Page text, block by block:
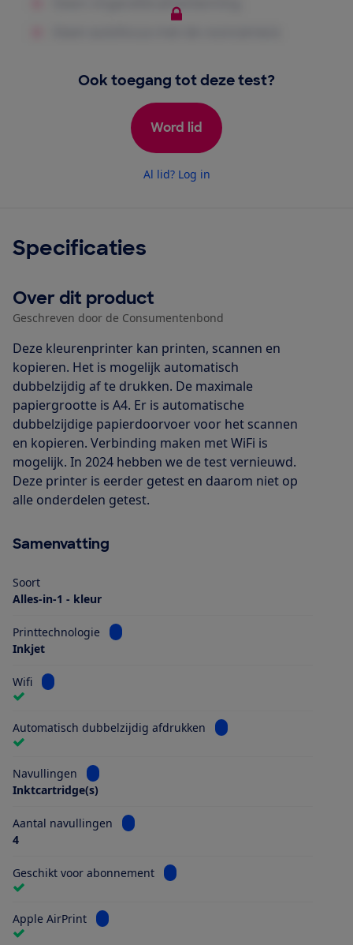
Ook toegang tot deze test?
Word lid
Al lid? Log in
Specificaties
Over dit product
Geschreven door de Consumentenbond
Deze kleurenprinter kan printen, scannen en
kopieren. Het is mogelijk automatisch
dubbelzijdig af te drukken. De maximale
papiergrootte is A4. Er is automatische
dubbelzijdige papierdoorvoer voor het scannen
en kopieren. Verbinding maken met WiFi is
mogelijk. In 2024 hebben we de test vernieuwd.
Deze printer is eerder getest en daarom niet op
alle onderdelen getest.
Samenvatting
Soort
Alles-in-1 - kleur
Printtechnologie
Bekijk informatie voor Printtechnologie
Inkjet
Wifi Bekijk informatie voor Wifi
Automatisch dubbelzijdig afdrukken Bekijk informatie voor
Navullingen
Bekijk informatie voor Navullingen
Inktcartridge(s)
Aantal navullingen
Bekijk informatie voor Aantal navullingen
4
Geschikt voor abonnement Bekijk informatie voor Geschikt
Apple AirPrint Bekijk informatie voor Apple AirPrint